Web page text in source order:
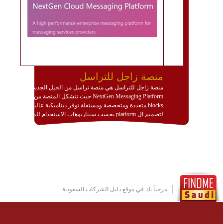
منصة زاجل للتراسل
منصة زاجل للتراسل هي منصة تراسل من الجيل الجديد
NextGen Messaging Platform حيث تتشكل المنصة من
blocks متعددة ومتخصصة ومستقلة توفر ديناميكية عالية
لتصميم ال platform بحسب سيناريوهات الاستخدام للمنصة
وتتوافق مع النشر والاستثمار ضمن بيئة استضافة dedicated
http://www.plutosms.com/zagel
مرحباً بك في موقع دليل الشركات السعودية